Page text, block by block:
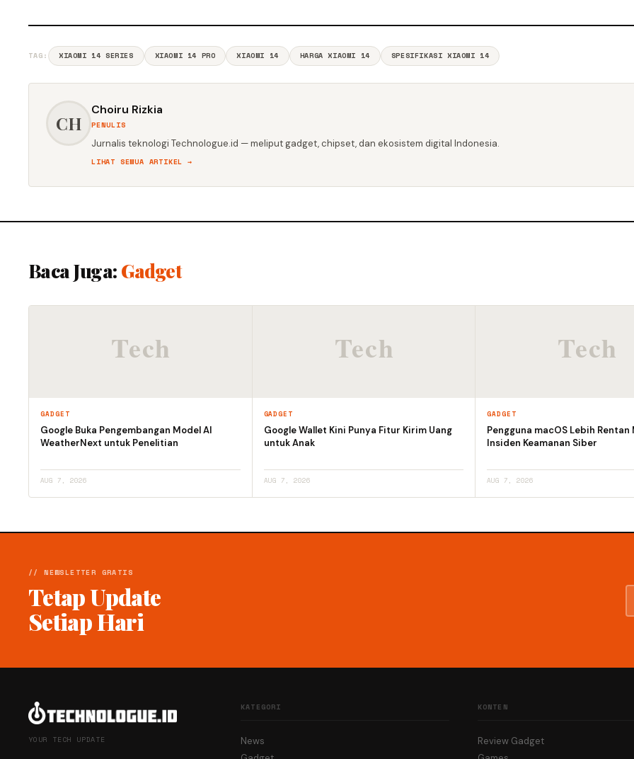
TAG: XIAOMI 14 SERIES XIAOMI 14 PRO XIAOMI 14 HARGA XIAOMI 14 SPESIFIKASI XIAOMI 14
CH
Choiru Rizkia
PENULIS
Jurnalis teknologi Technologue.id — meliput gadget, chipset, dan ekosistem digital Indonesia.
LIHAT SEMUA ARTIKEL →
Baca Juga: Gadget
GADGET
Google Buka Pengembangan Model AI
WeatherNext untuk Penelitian
AUG 7, 2026
GADGET
Google Wallet Kini Punya Fitur Kirim Uang
untuk Anak
AUG 7, 2026
GADGET
Pengguna macOS Lebih Rentan
Insiden Keamanan Siber
AUG 7, 2026
// NEWSLETTER GRATIS
Tetap Update
Setiap Hari
YOUR TECH UPDATE
KATEGORI
News
KONTEN
Review Gadget